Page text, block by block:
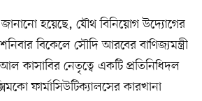
জানানো হয়েছে, যৌথ বিনিয়োগ উদ্যোগের
বিকেলে সৌদি আরবের বাণিজ্যমন্ত্রী
কাসাবির নেতৃত্বে একটি প্রতিনিধিদল
ফার্মাসিউটিক্যালসের কারখানা